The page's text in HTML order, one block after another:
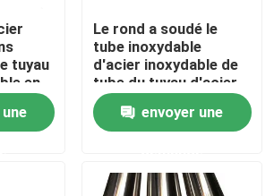
tuyau
en
Le rond a soudé le
tube inoxydable
d'acier inoxydable de
tube du tuyau d'acier
316
envoyer une